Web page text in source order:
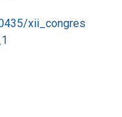
xii_congres